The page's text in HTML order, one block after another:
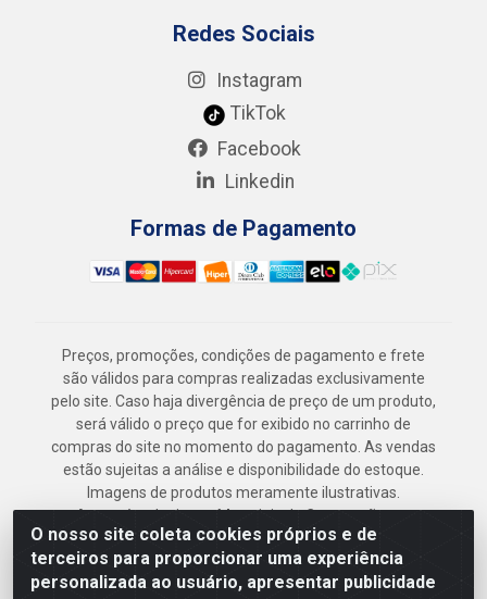
O nosso site coleta cookies próprios e de
terceiros para proporcionar uma experiência
personalizada ao usuário, apresentar publicidade
Redes Sociais
Instagram
TikTok
Facebook
Linkedin
Formas de Pagamento
Preços, promoções, condições de pagamento e frete
são válidos para compras realizadas exclusivamente
pelo site. Caso haja divergência de preço de um produto,
será válido o preço que for exibido no carrinho de
compras do site no momento do pagamento. As vendas
estão sujeitas a análise e disponibilidade do estoque.
Imagens de produtos meramente ilustrativas.
Armazém Jenipapo Materiais de Construção em
Geral LTDA - Rua das Flores, 2691 - Guabiraba,
Recife/PE - CEP 52.291-630 - CNPJ
41.097.379/0001-